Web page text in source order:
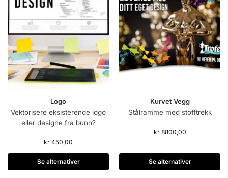
Logo
Vektorisere eksisterende logo
eller designe fra bunn?
kr 450,00
Se alternativer
Kurvet Vegg
Stålramme med stofftrekk
kr8800,00
Se alternativer